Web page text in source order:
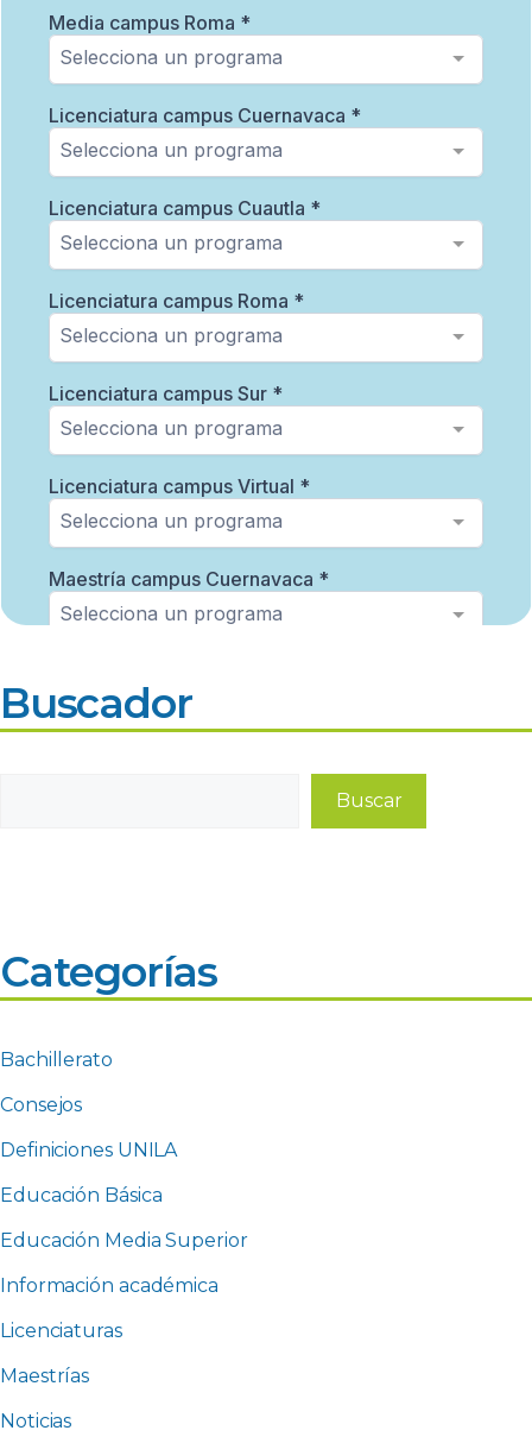
Buscador
Buscar
Categorías
Bachillerato
Consejos
Definiciones UNILA
Educación Básica
Educación Media Superior
Información académica
Licenciaturas
Maestrías
Noticias